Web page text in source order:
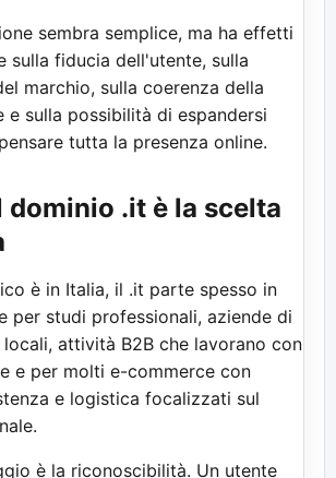
sembra semplice, ma ha effetti
sulla fiducia dell'utente, sulla
marchio, sulla coerenza della
e sulla possibilità di espandersi
tutta la presenza online.
dominio .it è la scelta
è in Italia, il .it parte spesso in
per studi professionali, aziende di
attività B2B che lavorano con
e per molti e-commerce con
e logistica focalizzati sul
è la riconoscibilità. Un utente